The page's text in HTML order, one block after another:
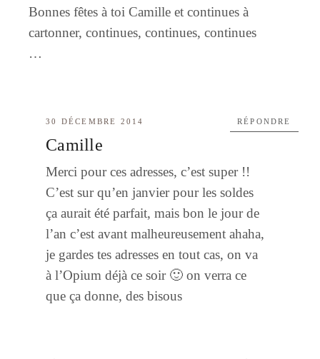
Bonnes fêtes à toi Camille et continues à
cartonner, continues, continues, continues
…
30 DÉCEMBRE 2014
Camille
Merci pour ces adresses, c’est super !!
C’est sur qu’en janvier pour les soldes
ça aurait été parfait, mais bon le jour de
l’an c’est avant malheureusement ahaha,
je gardes tes adresses en tout cas, on va
à l’Opium déjà ce soir 🙂 on verra ce
que ça donne, des bisous
RÉPONDRE